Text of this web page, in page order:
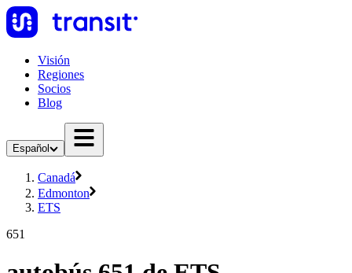
Visión
Regiones
Socios
Blog
Español
Canadá
Edmonton
ETS
651